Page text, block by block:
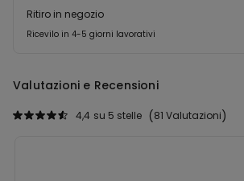
Ritiro in negozio
Ricevilo in 4-5 giorni lavorativi
Valutazioni e Recensioni
81 Valutazioni
4,4 su 5 stelle